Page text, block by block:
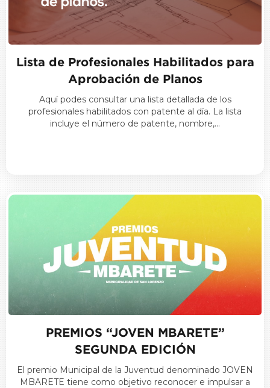
Lista de Profesionales Habilitados para
Aprobación de Planos
Aquí podes consultar una lista detallada de los
profesionales habilitados con patente al día. La lista
incluye el número de patente, nombre,…
PREMIOS “JOVEN MBARETE”
SEGUNDA EDICIÓN
El premio Municipal de la Juventud denominado JOVEN
MBARETE tiene como objetivo reconocer e impulsar a